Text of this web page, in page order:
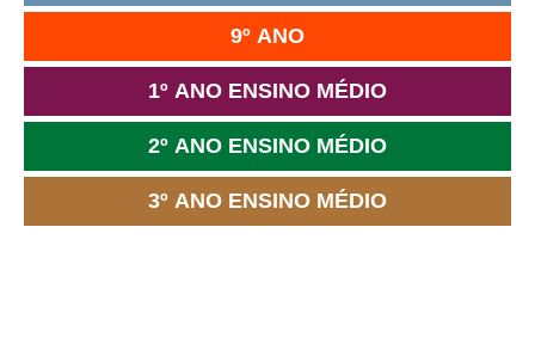
9º ANO
1º ANO ENSINO MÉDIO
2º ANO ENSINO MÉDIO
3º ANO ENSINO MÉDIO